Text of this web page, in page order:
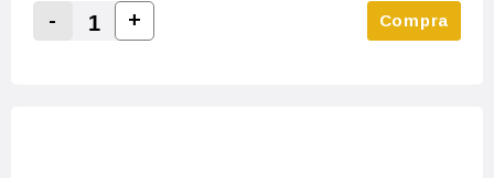
Decrease Quantity:
-
Increase Quantity:
+ Compra